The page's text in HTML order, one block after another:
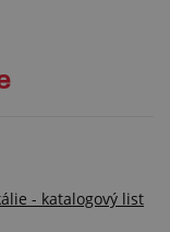
- katalogový list